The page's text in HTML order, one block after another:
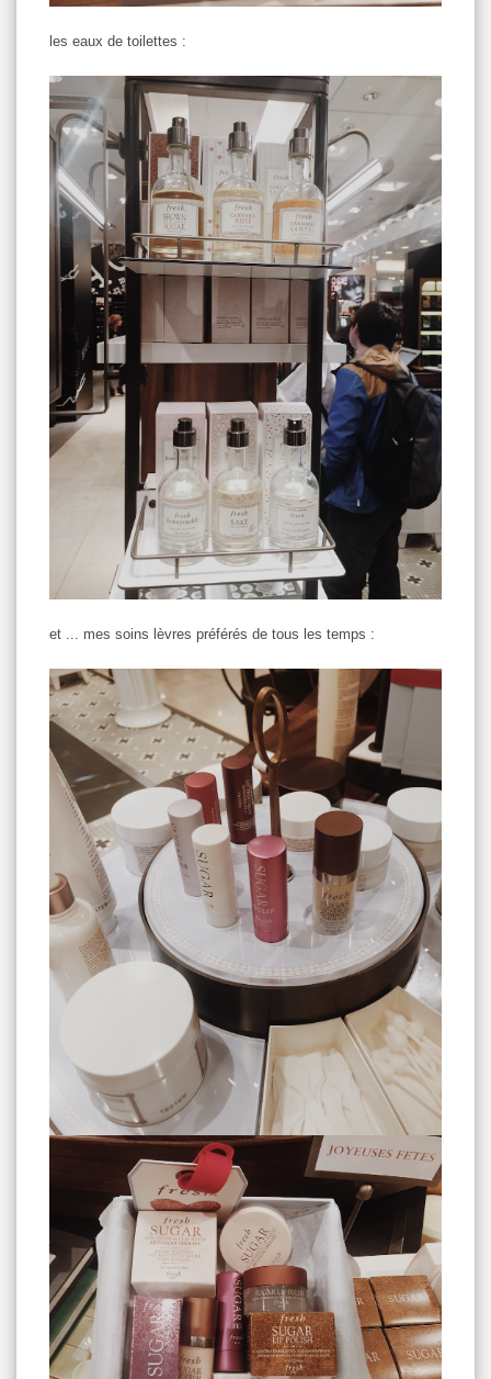
les eaux de toilettes :
et ... mes soins lèvres préférés de tous les temps :